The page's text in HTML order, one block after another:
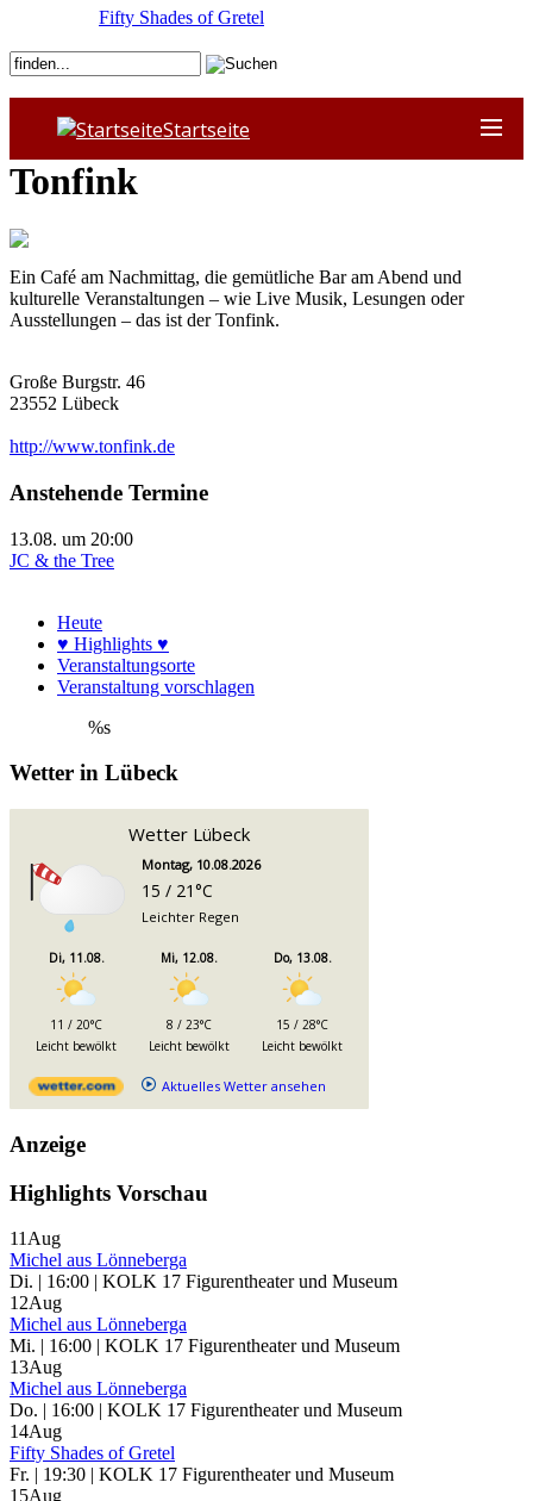
Startseite
Tonfink
Ein Café am Nachmittag, die gemütliche Bar am Abend und
kulturelle Veranstaltungen – wie Live Musik, Lesungen oder
Ausstellungen – das ist der Tonfink.
Große Burgstr. 46
23552 Lübeck
http://www.tonfink.de
Anstehende Termine
13.08. um 20:00
JC & the Tree
Heute
♥ Highlights ♥
Veranstaltungsorte
Veranstaltung vorschlagen
%s
Fifty Shades of Gretel
Wetter in Lübeck
Wetter Lübeck
Montag, 10.08.2026
15 / 21°C
Leichter Regen
Di, 11.08.
11 / 20°C
Leicht bewölkt
Mi, 12.08.
8 / 23°C
Leicht bewölkt
Do, 13.08.
15 / 28°C
Leicht bewölkt
Aktuelles Wetter ansehen
Anzeige
Highlights Vorschau
11 Aug
Michel aus Lönneberga
Di. | 16:00 | KOLK 17 Figurentheater und Museum
12Aug
Michel aus Lönneberga
Mi. | 16:00 | KOLK 17 Figurentheater und Museum
13Aug
Michel aus Lönneberga
Do. | 16:00 | KOLK 17 Figurentheater und Museum
14Aug
Fifty Shades of Gretel
Fr. | 19:30 | KOLK 17 Figurentheater und Museum
15Aug